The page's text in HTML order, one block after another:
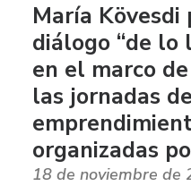
María
diálogo “de lo
en el marco
las jornadas de
organizadas
18 de noviembre de